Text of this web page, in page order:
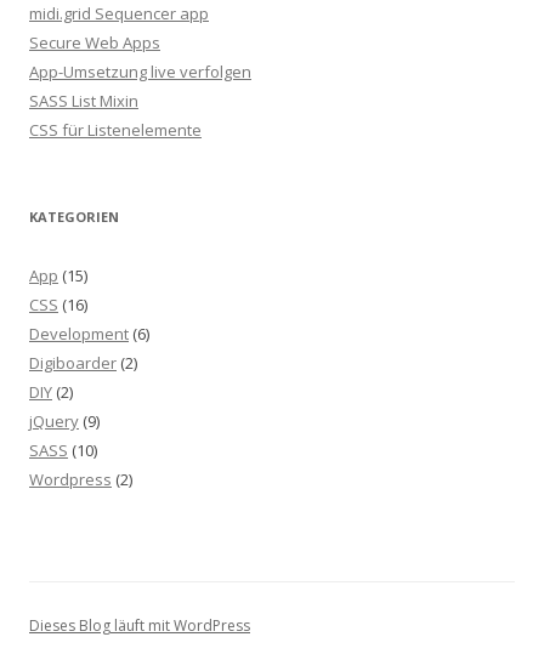
midi.grid Sequencer app
Secure Web Apps
App-Umsetzung live verfolgen
SASS List Mixin
CSS für Listenelemente
KATEGORIEN
App (15)
CSS (16)
Development (6)
Digiboarder (2)
DIY (2)
jQuery (9)
SASS (10)
Wordpress (2)
Dieses Blog läuft mit WordPress